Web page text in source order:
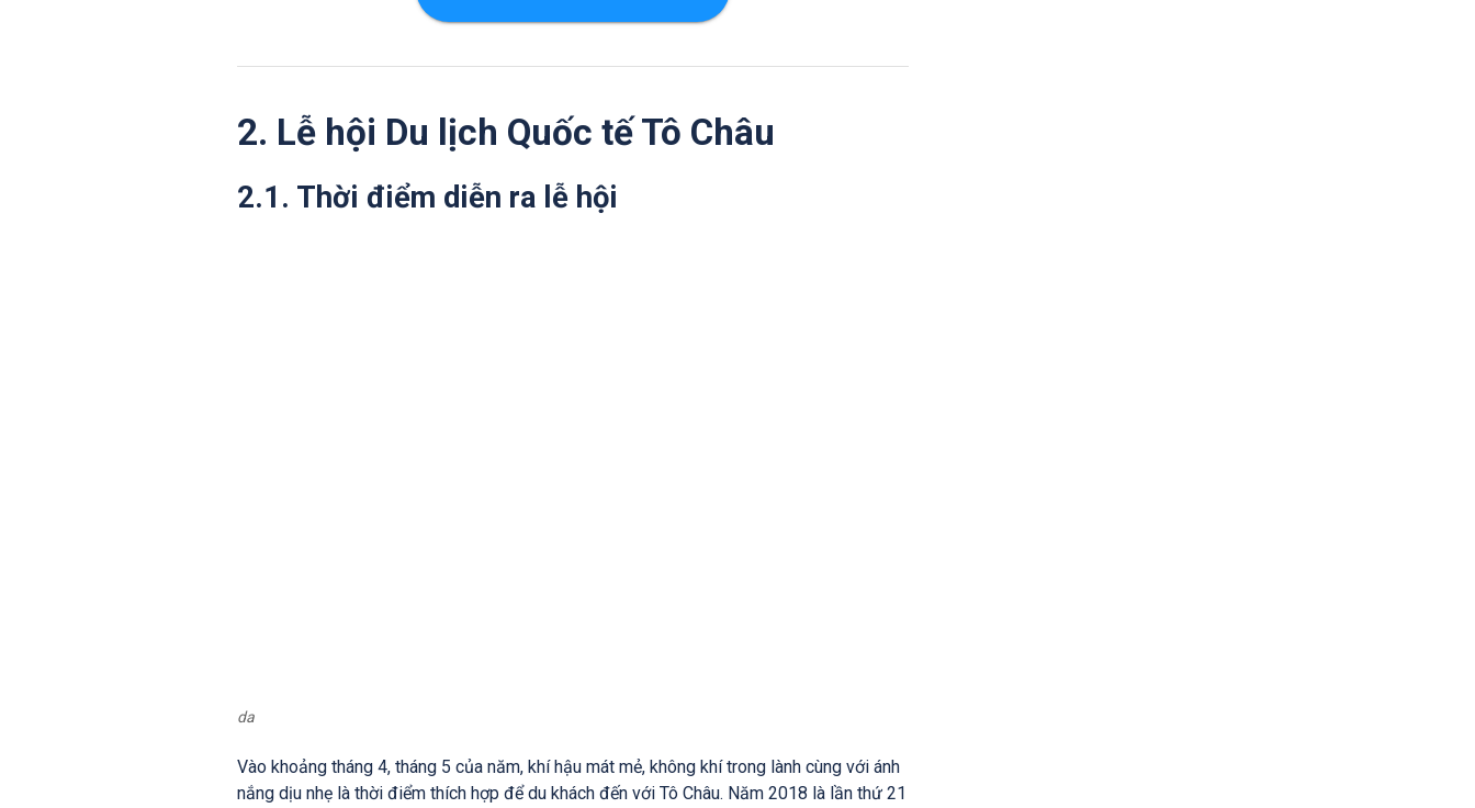
2. Lễ hội Du lịch Quốc tế Tô Châu
2.1. Thời điểm diễn ra lễ hội
da
Vào khoảng tháng 4, tháng 5 của năm, khí hậu mát mẻ, không khí trong lành cùng với ánh
nắng dịu nhẹ là thời điểm thích hợp để du khách đến với Tô Châu. Năm 2018 là lần thứ 21